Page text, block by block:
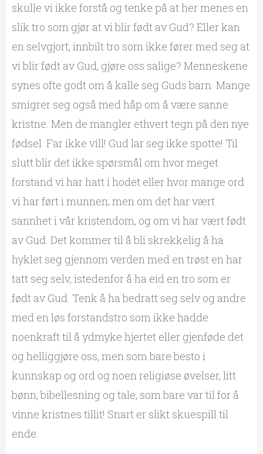
skulle vi ikke forstå og tenke på at her menes en
slik tro som gjør at vi blir født av Gud? Eller kan
en selvgjort, innbilt tro som ikke fører med seg at
vi blir født av Gud, gjøre oss salige? Menneskene
synes ofte godt om å kalle seg Guds barn. Mange
smigrer seg også med håp om å være sanne
kristne. Men de mangler ethvert tegn på den nye
fødsel. Far ikke vill! Gud lar seg ikke spotte! Til
slutt blir det ikke spørsmål om hvor meget
forstand vi har hatt i hodet eller hvor mange ord
vi har ført i munnen; men om det har vært
sannhet i vår kristendom, og om vi har vært født
av Gud. Det kommer til å bli skrekkelig å ha
hyklet seg gjennom verden med en trøst en har
tatt seg selv, istedenfor å ha eid en tro som er
født av Gud. Tenk å ha bedratt seg selv og andre
med en løs forstandstro som ikke hadde
noenkraft til å ydmyke hjertet eller gjenføde det
og helliggjøre oss, men som bare besto i
kunnskap og ord og noen religiøse øvelser, litt
bønn, bibellesning og tale, som bare var til for å
vinne kristnes tillit! Snart er slikt skuespill til
ende.